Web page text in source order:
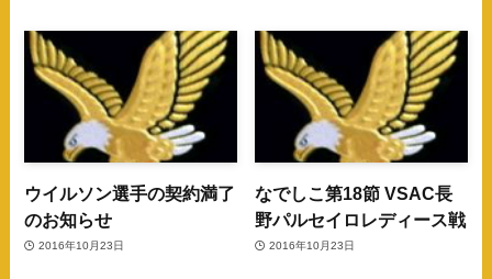
ウイルソン選手の契約満了
のお知らせ
2016年10月23日
なでしこ第18節 VSAC長
野パルセイロレディース戦
2016年10月23日